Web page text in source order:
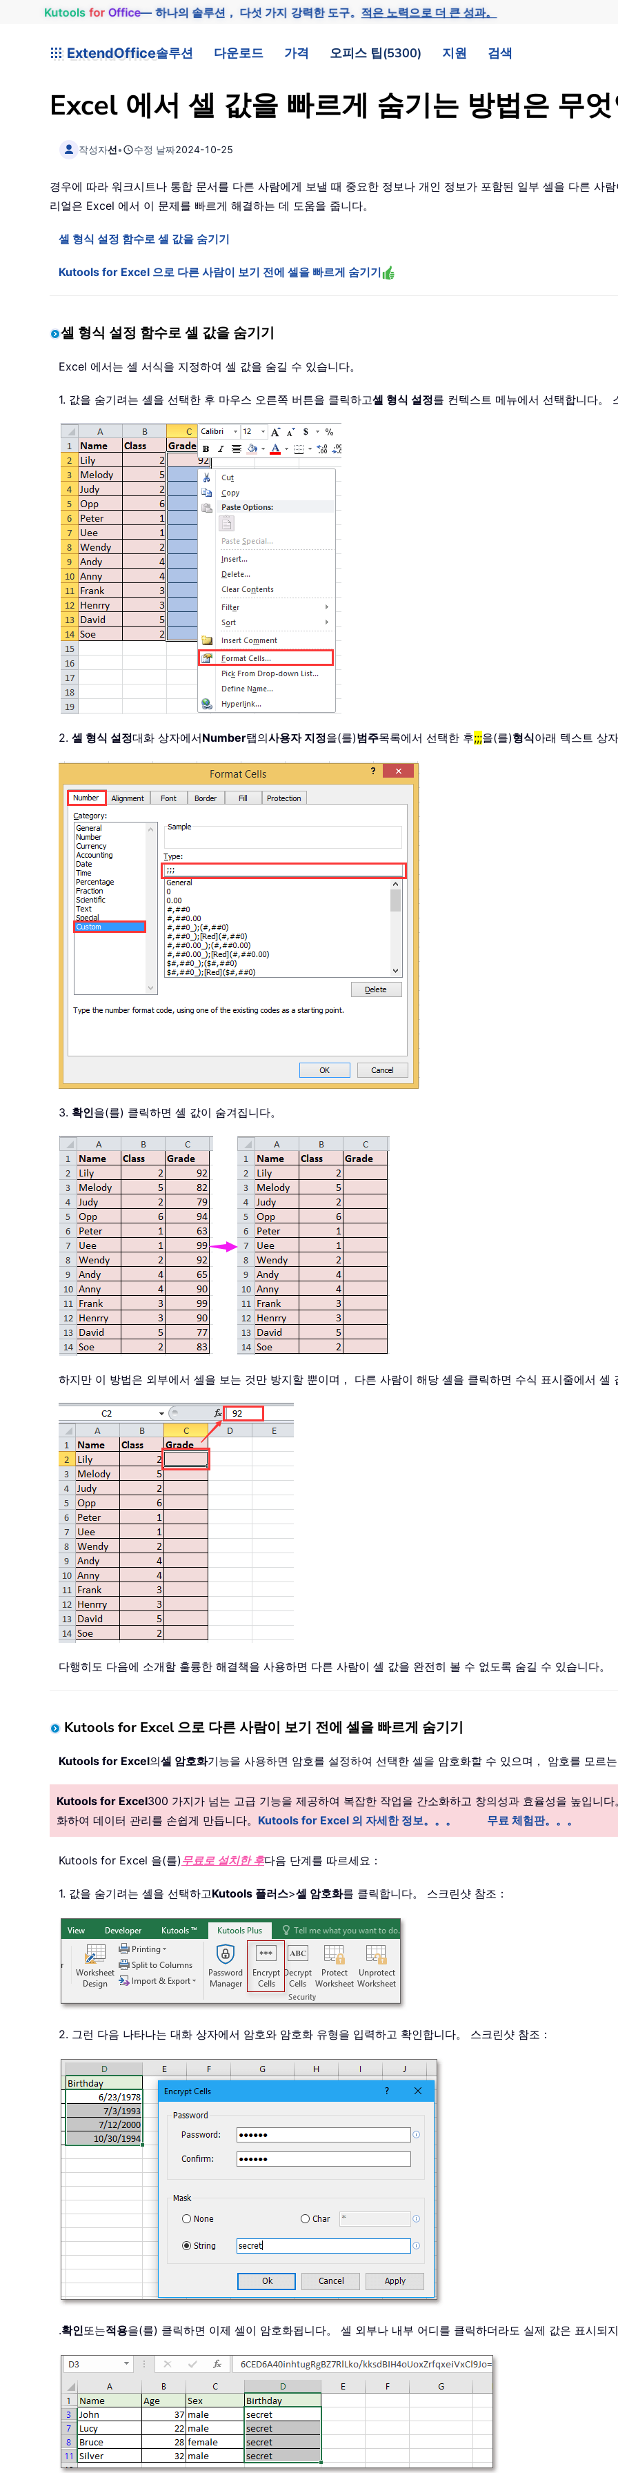
Kutools for Office— 하나의 솔루션， 다섯 가지 강력한 도구。 적은 노력으로 더 큰 성과。
ExtendOffice솔루션 다운로드 가격 오피스 팁(5300) 지원 검색
Excel 에서 셀 값을 빠르게 숨기는 방법은 무엇
작성자선• 수정 날짜2024-10-25
경우에 따라 워크시트나 통합 문서를 다른 사람에게 보낼 때 중요한 정보나 개인 정보가 포함된 일부 셀을 다른 사
리얼은 Excel 에서 이 문제를 빠르게 해결하는 데 도움을 줍니다。
셀 형식 설정 함수로 셀 값을 숨기기
Kutools for Excel 으로 다른 사람이 보기 전에 셀을 빠르게 숨기기
셀 형식 설정 함수로 셀 값을 숨기기
Excel 에서는 셀 서식을 지정하여 셀 값을 숨길 수 있습니다。
1. 값을 숨기려는 셀을 선택한 후 마우스 오른쪽 버튼을 클릭하고셀 형식 설정를 컨텍스트 메뉴에서 선택합니다。
2. 셀 형식 설정대화 상자에서Number탭의사용자 지정을(를)범주목록에서 선택한 후;;;을(를)형식아래 텍스트 상
3. 확인을(를) 클릭하면 셀 값이 숨겨집니다。
하지만 이 방법은 외부에서 셀을 보는 것만 방지할 뿐이며， 다른 사람이 해당 셀을 클릭하면 수식 표시줄에서 셀
다행히도 다음에 소개할 훌륭한 해결책을 사용하면 다른 사람이 셀 값을 완전히 볼 수 없도록 숨길 수 있습니다。
Kutools for Excel 으로 다른 사람이 보기 전에 셀을 빠르게 숨기기
Kutools for Excel의셀 암호화기능을 사용하면 암호를 설정하여 선택한 셀을 암호화할 수 있으며， 암호를 모르
Kutools for Excel300 가지가 넘는 고급 기능을 제공하여 복잡한 작업을 간소화하고 창의성과 효율성을 높입니다。
화하여 데이터 관리를 손쉽게 만듭니다。 Kutools for Excel 의 자세한 정보。。。 무료 체험판。。。
Kutools for Excel 을(를) 무료로 설치한 후다음 단계를 따르세요：
1. 값을 숨기려는 셀을 선택하고Kutools 플러스>셀 암호화를 클릭합니다。 스크린샷 참조：
2. 그런 다음 나타나는 대화 상자에서 암호와 암호화 유형을 입력하고 확인합니다。 스크린샷 참조：
.확인또는적용을(를) 클릭하면 이제 셀이 암호화됩니다。 셀 외부나 내부 어디를 클릭하더라도 실제 값은 표시되지